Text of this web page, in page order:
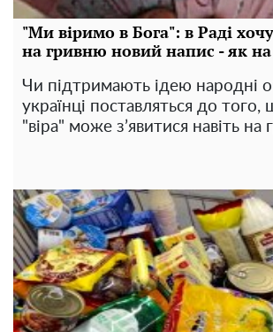
"Ми віримо в Бога": в Раді
на гривню новий напис - як на
Чи підтримають ідею народні
українці поставляться до того,
"віра" може з’явитися навіть на